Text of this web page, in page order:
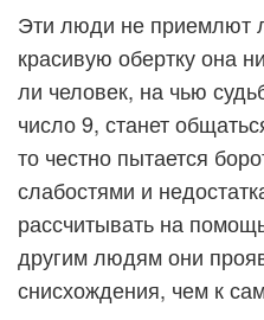
Эти люди не приемлют
красивую обертку она
ли человек, на чью
число 9, станет
то честно пытается
слабостями и
рассчитывать на
другим людям они
снисхождения, чем к